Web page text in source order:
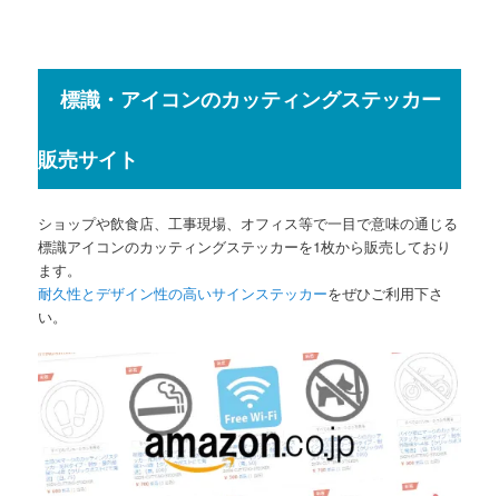
標識・アイコンのカッティングステッカー
販売サイト
ショップや飲食店、工事現場、オフィス等で一目で意味の通じる
標識アイコンのカッティングステッカーを1枚から販売しており
ます。
耐久性とデザイン性の高いサインステッカーをぜひご利用下さ
い。